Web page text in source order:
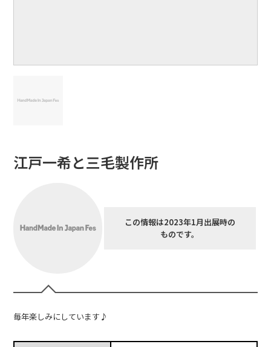
江戸一希と三毛製作所
この情報は2023年1月出展時の
ものです。
毎年楽しみにしています♪